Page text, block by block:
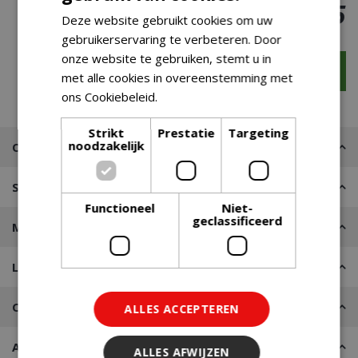
€ 95
Omschrijving
Specificaties
Merk
Leveren of Afhalen
Contact
Advies nodig?
Deze website gebruikt cookies om uw
gebruikerservaring te verbeteren. Door
onze website te gebruiken, stemt u in
met alle cookies in overeenstemming met
ons Cookiebeleid.
Strikt
noodzakelijk
Prestatie Targeting
Functioneel
Niet-
geclassificeerd
ALLES ACCEPTEREN
ALLES AFWIJZEN